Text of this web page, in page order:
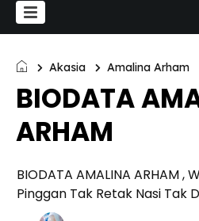
Akasia Amalina Arham
BIODATA
ARHAM
BIODATA AMALINA ARHAM
Pinggan Tak Retak Nasi Tak